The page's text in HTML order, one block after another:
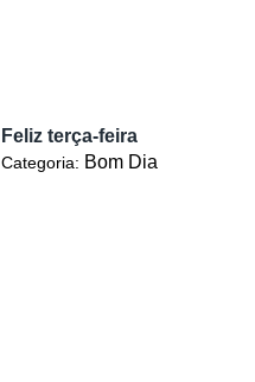
Feliz terça-feira
Categoria: Bom Dia